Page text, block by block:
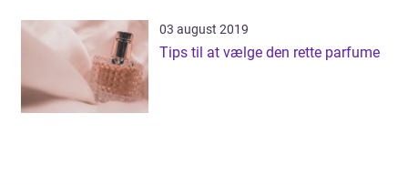
03 august 2019
Tips til at vælge den rette parfume